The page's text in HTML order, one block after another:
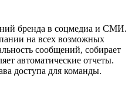
бренда в соцмедиа и СМИ.
на всех возможных
сообщений, собирает
автоматические отчеты.
доступа для команды.